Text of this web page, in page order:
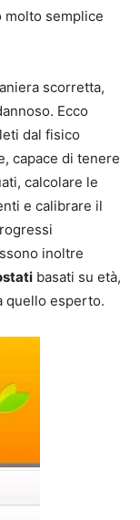
molto semplice
scorretta,
Ecco
dal fisico
capace di tenere
calcolare le
e calibrare il
inoltre
basati su età,
quello esperto.